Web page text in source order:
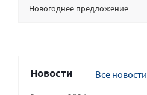
Новогоднее предложение
Новости Все новости